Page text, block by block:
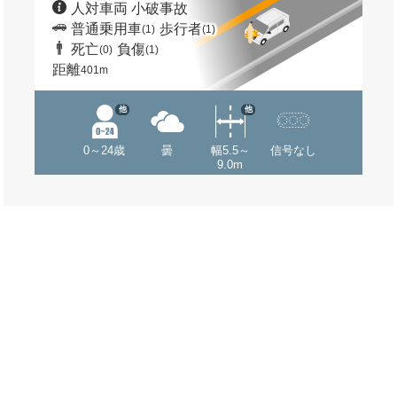
人対車両 小破事故
普通乗用車(1) 歩行者(1)
死亡(0) 負傷(1)
距離401m
0～24歳
他
曇
幅5.5～
9.0m
他
信号なし